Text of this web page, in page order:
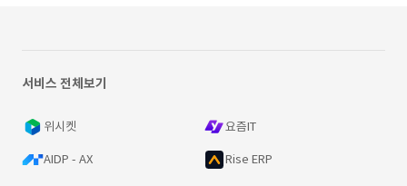
서비스 전체보기
위시켓 요즘IT
AIDP - AX Rise ERP